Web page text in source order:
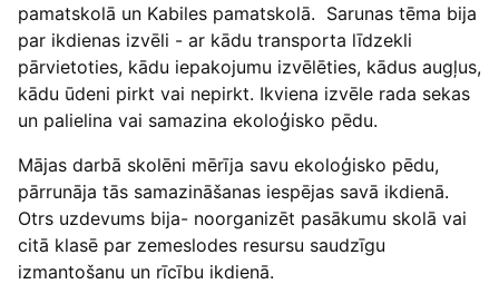
pamatskolā un Kabiles pamatskolā. Sarunas tēma bija
par ikdienas izvēli - ar kādu transporta līdzekli
pārvietoties, kādu iepakojumu izvēlēties, kādus augļus,
kādu ūdeni pirkt vai nepirkt. Ikviena izvēle rada sekas
un palielina vai samazina ekoloģisko pēdu.
Mājas darbā skolēni mērīja savu ekoloģisko pēdu,
pārrunāja tās samazināšanas iespējas savā ikdienā.
Otrs uzdevums bija- noorganizēt pasākumu skolā vai
citā klasē par zemeslodes resursu saudzīgu
izmantošanu un rīcību ikdienā.